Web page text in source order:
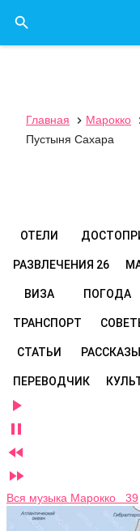

Главная  Марокко
Пустыня Сахара
ОТЕЛИ
РАЗВЛЕЧЕНИЯ 26
ВИЗА ПОГОДА
ТРАНСПОРТ
СТАТЬИ РАССКАЗЫ
ПЕРЕВОДЧИК




Вся музыка Марокко 39